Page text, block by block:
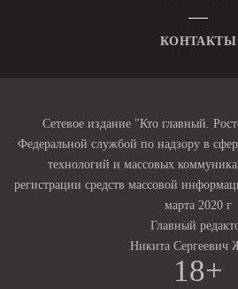
КОНТАКТЫ
Сетевое издание "Кто главный.
Федеральной службой по надзору в
технологий и массовых
регистрации средств массовой
марта 2020 г
Главный
Никита Сергеевич
18+